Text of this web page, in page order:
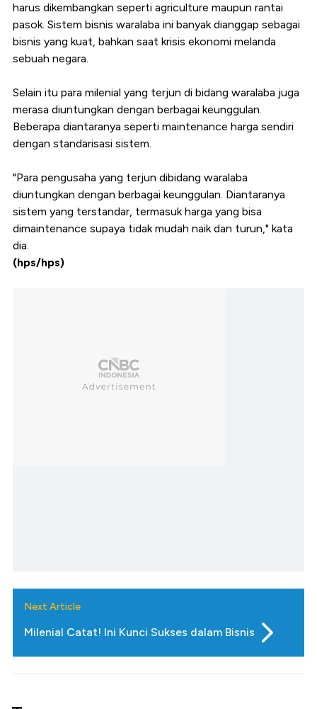
harus dikembangkan seperti agriculture maupun rantai
pasok. Sistem bisnis waralaba ini banyak dianggap sebagai
bisnis yang kuat, bahkan saat krisis ekonomi melanda
sebuah negara.
Selain itu para milenial yang terjun di bidang waralaba juga
merasa diuntungkan dengan berbagai keunggulan.
Beberapa diantaranya seperti maintenance harga sendiri
dengan standarisasi sistem.
"Para pengusaha yang terjun dibidang waralaba
diuntungkan dengan berbagai keunggulan. Diantaranya
sistem yang terstandar, termasuk harga yang bisa
dimaintenance supaya tidak mudah naik dan turun," kata
dia.
(hps/hps)
Next Article
Milenial Catat! Ini Kunci Sukses dalam Bisnis